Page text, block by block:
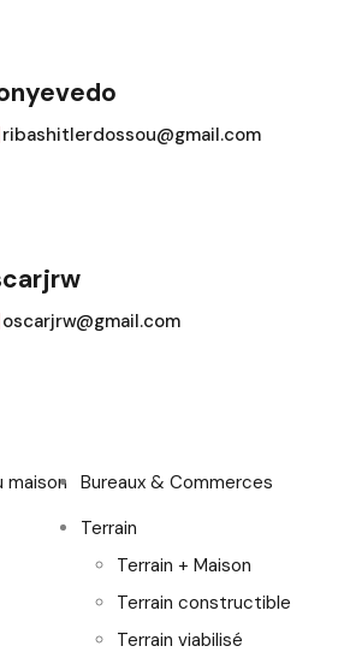
ribashitlerdossou@gmail.com
oscarjrw@gmail.com
maison Bureaux & Commerces
Terrain
Terrain + Maison
Terrain constructible
Terrain viabilisé